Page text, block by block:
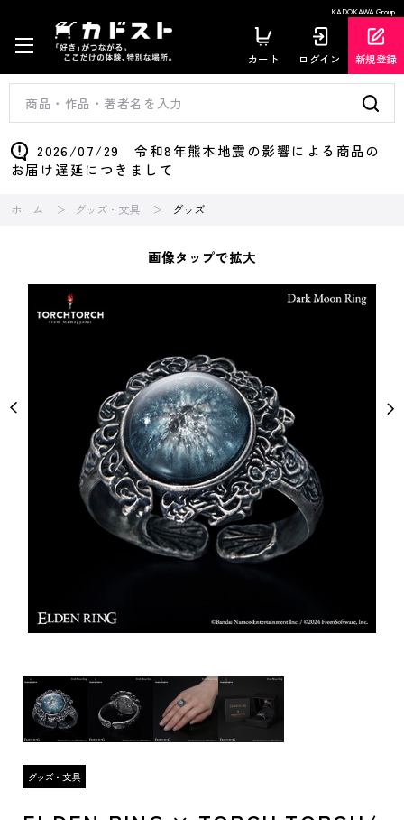
KADOKAWA Group
カート ログイン 新規登録
2026/07/29 令和8年熊本地震の影響による商品の
お届け遅延につきまして
ホーム グッズ・文具 グッズ
画像タップで拡大